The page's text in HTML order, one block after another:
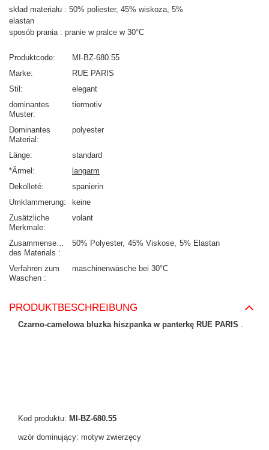
skład materiału : 50% poliester, 45% wiskoza, 5%
elastan
sposób prania : pranie w pralce w 30°C
Produktcode
MI-BZ-680.55
Marke
RUE PARIS
Stil
elegant
dominantes
Muster
tiermotiv
Dominantes
Material
polyester
Länge
standard
*Ärmel
langarm
Dekolleté
spanierin
Umklammerung
keine
Zusätzliche
Merkmale
volant
Zusammensetzung
des Materials
50% Polyester 45% Viskose 5% Elastan
Verfahren zum
Waschen
maschinenwäsche bei 30°C
PRODUKTBESCHREIBUNG
Czarno-camelowa bluzka hiszpanka w panterkę RUE PARIS
Kod produktu: MI-BZ-680.55
wzór dominujący: motyw zwierzęcy